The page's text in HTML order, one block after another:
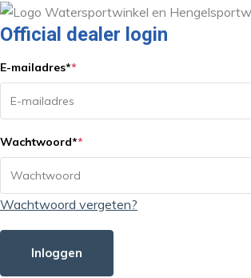
Official dealer login
E-mailadres**
Wachtwoord**
Wachtwoord vergeten?
Inloggen